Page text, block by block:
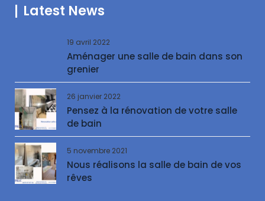
Latest News
19 avril 2022
Aménager une salle de bain dans son
grenier
26 janvier 2022
Pensez à la rénovation de votre salle
de bain
5 novembre 2021
Nous réalisons la salle de bain de vos
rêves